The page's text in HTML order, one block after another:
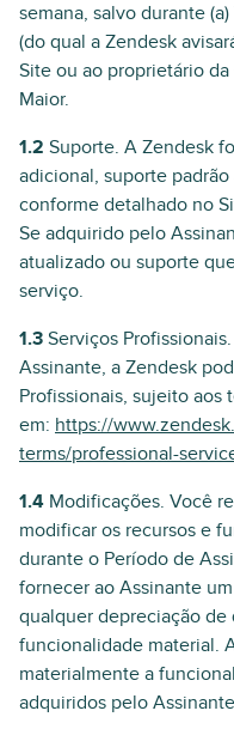
semana, salvo durante
(do qual a Zendesk
Site ou ao proprietário
Maior.
1.2 Suporte. A Zendesk
adicional, suporte
conforme detalhado no
Se adquirido pelo
atualizado ou suporte
serviço.
1.3 Serviços
Assinante, a Zendesk
Profissionais, sujeito aos
em: https://
terms/professional-
1.4 Modificações. Você
modificar os recursos e
durante o Período de
fornecer ao Assinante
qualquer depreciação de
funcionalidade material.
materialmente a
adquiridos pelo